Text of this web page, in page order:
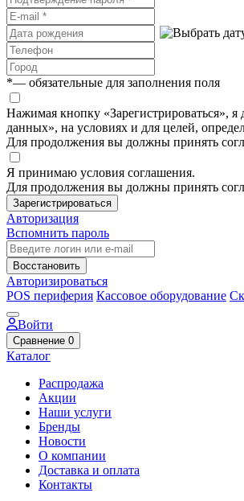
*— обязательные для заполнения поля
Нажимая кнопку «Зарегистрироваться»,
данных», на условиях и для целей,
Для продолжения вы должны принять
Я принимаю условия соглашения.
Для продолжения вы должны принять
Зарегистрироваться
Авторизация
Вспомнить пароль
Восстановить
Авторизироваться
POS периферия Кассовое оборудование
Войти
Сравнение 0
Каталог
Распродажа
Акции
Наши услуги
Бренды
Новости
О компании
Доставка и оплата
Контакты